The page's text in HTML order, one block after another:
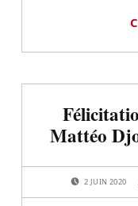
Mattéo
2 JUIN 2020